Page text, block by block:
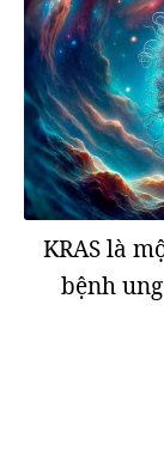
KRAS là
bệnh